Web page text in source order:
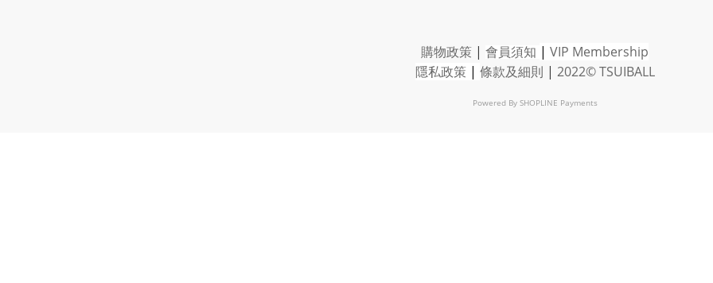
購物政策 | 會員須知 | VIP Membership
隱私政策 | 條款及細則 | 2022© TSUIBALL
Powered By SHOPLINE Payments